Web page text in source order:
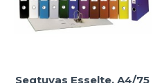
Segtuvas Esselte, A4/75